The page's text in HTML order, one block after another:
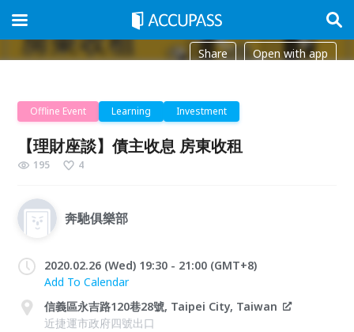
Share Open with app
Offline Event Learning Investment
【理財座談】債主收息 房東收租
195 4
奔馳俱樂部
2020.02.26 (Wed) 19:30 - 21:00 (GMT+8)
Add To Calendar
信義區永吉路120巷28號, Taipei City, Taiwan
近捷運市政府四號出口